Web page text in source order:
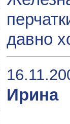
давно
Ирина